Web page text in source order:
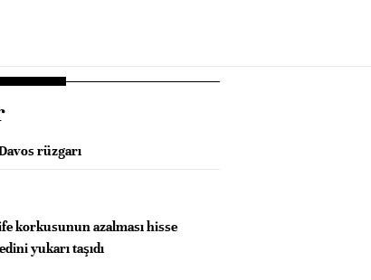
rüzgarı
korkusunun azalması hisse
yukarı taşıdı